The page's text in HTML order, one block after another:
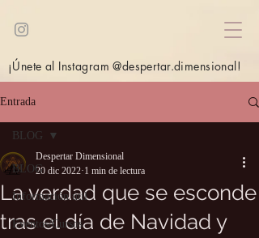
¡Únete al Instagram @despertar.dimensional!
Entrada
BLOG
Información útil
Eventos/Cursos
BLOG
La verdad que se esconde
tras el día de Navidad y
Despertar Dimensional
20 dic 2022 1 min de lectura